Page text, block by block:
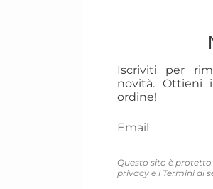
Iscriviti per
novità. Ottieni
ordine!
Questo sito è
privacy e i Termini di